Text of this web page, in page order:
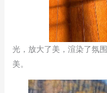
光，放大了美，渲染了氛
美。